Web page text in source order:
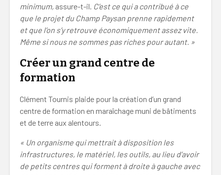
minimum, assure-t-il. C’est ce qui a contribué à ce
que le projet du Champ Paysan prenne rapidement
et que l’on s’y retrouve économiquement assez vite.
Même si nous ne sommes pas riches pour autant. »
Créer un grand centre de
formation
Clément Tournis plaide pour la création d’un grand
centre de formation en maraîchage muni de bâtiments
et de terre aux alentours.
« Un organisme qui mettrait à disposition les
infrastructures, le matériel, les outils, au lieu d’avoir
de petits centres qui forment à droite à gauche avec